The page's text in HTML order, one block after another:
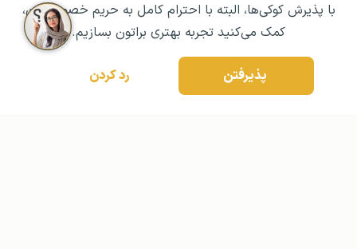
با پذیرش کوکی‌ها، البته با احترام کامل به حریم خصوصیتون،
کمک می‌کنید تجربه بهتری براتون بسازیم.
پذیرفتن رد کردن